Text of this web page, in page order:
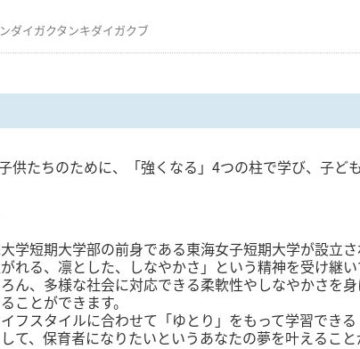
ダイガクタンキダイガクブ
供たちのために、「強くなる」4つの柱で学び、子ど
学短期大学部の前身である東海女子短期大学が設立
がれる、凛とした、しなやかさ」という精神を受け継
ん、多様な社会に対応できる柔軟性やしなやかさを
ことができます。
フスタイルに合わせて「ゆとり」をもって学習でき
て、保育者になりたいというあなたの夢を叶えるこ